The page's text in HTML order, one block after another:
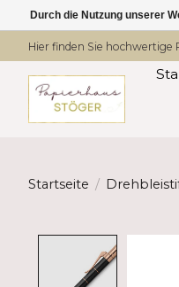
Hier finden Sie hochwertige
Startseite /
Durch die Nutzung unserer